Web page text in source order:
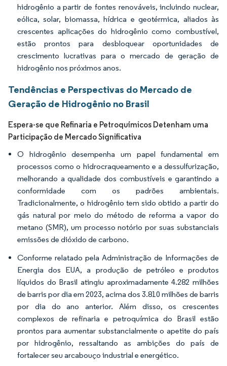
hidrogênio a partir de fontes renováveis, incluindo nuclear,
eólica, solar, biomassa, hídrica e geotérmica, aliados às
crescentes aplicações do hidrogênio como combustível,
estão prontos para desbloquear oportunidades de
crescimento lucrativas para o mercado de geração de
hidrogênio nos próximos anos.
Tendências e Perspectivas do Mercado de
Geração de Hidrogênio no Brasil
Espera-se que Refinaria e Petroquímicos Detenham uma
Participação de Mercado Significativa
O hidrogênio desempenha um papel fundamental em
processos como o hidrocraqueamento e a dessulfurização,
melhorando a qualidade dos combustíveis e garantindo a
conformidade com os padrões ambientais.
Tradicionalmente, o hidrogênio tem sido obtido a partir do
gás natural por meio do método de reforma a vapor do
metano (SMR), um processo notório por suas substanciais
emissões de dióxido de carbono.
Conforme relatado pela Administração de Informações de
Energia dos EUA, a produção de petróleo e produtos
líquidos do Brasil atingiu aproximadamente 4.282 milhões
de barris por dia em 2023, acima dos 3.810 milhões de barris
por dia do ano anterior. Além disso, os crescentes
complexos de refinaria e petroquímica do Brasil estão
prontos para aumentar substancialmente o apetite do país
por hidrogênio, ressaltando as ambições do país de
fortalecer seu arcabouço industrial e energético.